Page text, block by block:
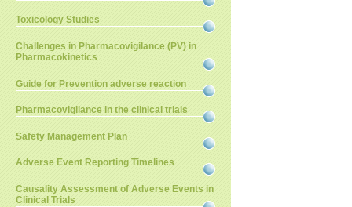
Toxicology Studies
Challenges in Pharmacovigilance (PV) in
Pharmacokinetics
Guide for Prevention adverse reaction
Pharmacovigilance in the clinical trials
Safety Management Plan
Adverse Event Reporting Timelines
Causality Assessment of Adverse Events in
Clinical Trials